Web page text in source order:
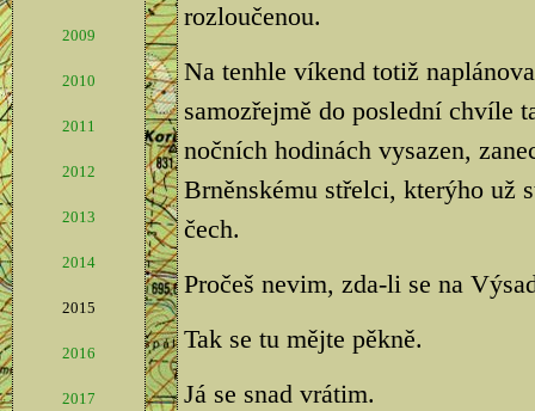
2009
2010
2011
2012
2013
2014
2015
2016
2017
rozloučenou.
Na tenhle víkend totiž
samozřejmě do poslední chvíle
nočních hodinách vysazen,
Brněnskému střelci, kterýho už
čech.
Pročeš nevim, zda-li se na
Tak se tu mějte pěkně.
Já se snad vrátim.